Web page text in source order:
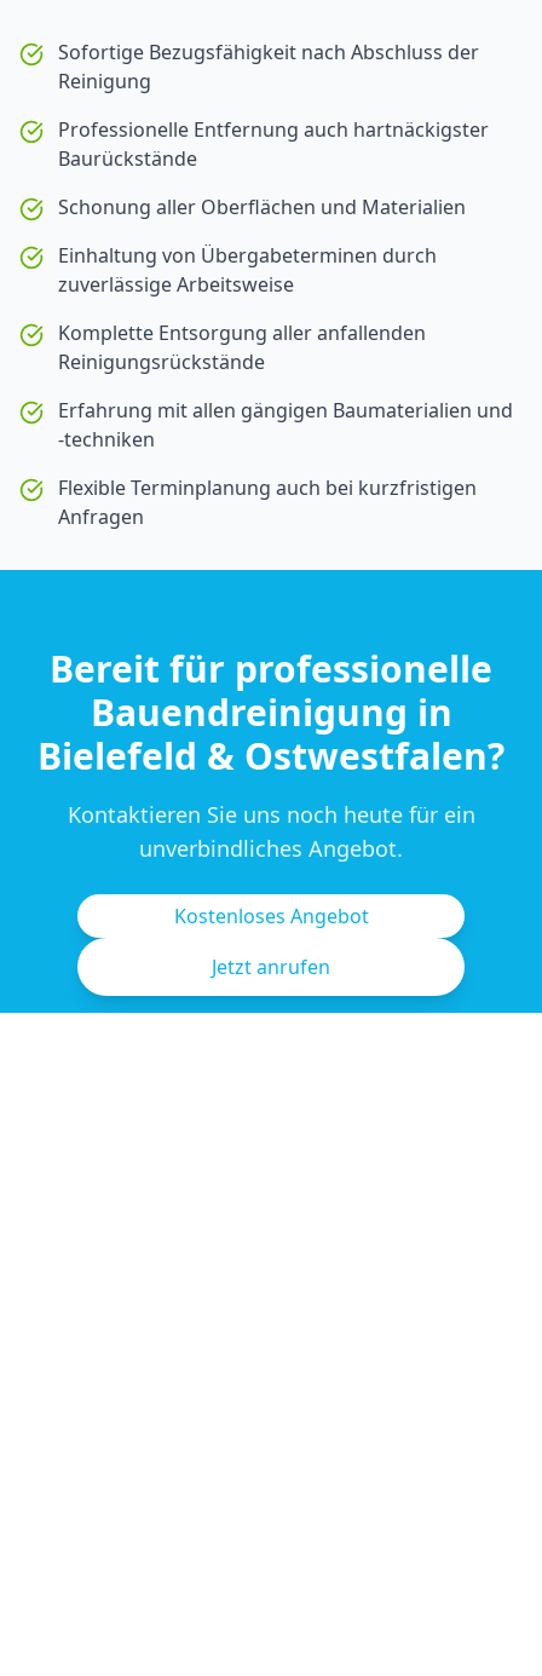
Sofortige Bezugsfähigkeit nach Abschluss der
Reinigung
Professionelle Entfernung auch hartnäckigster
Baurückstände
Schonung aller Oberflächen und Materialien
Einhaltung von Übergabeterminen durch
zuverlässige Arbeitsweise
Komplette Entsorgung aller anfallenden
Reinigungsrückstände
Erfahrung mit allen gängigen Baumaterialien und
-techniken
Flexible Terminplanung auch bei kurzfristigen
Anfragen
Bereit für professionelle
Bauendreinigung in
Bielefeld & Ostwestfalen?
Kontaktieren Sie uns noch heute für ein
unverbindliches Angebot.
Kostenloses Angebot
Jetzt anrufen